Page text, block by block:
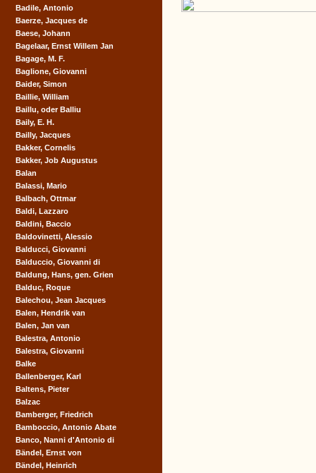
Badile, Antonio
Baerze, Jacques de
Baese, Johann
Bagelaar, Ernst Willem Jan
Bagage, M. F.
Baglione, Giovanni
Baider, Simon
Baillie, William
Baillu, oder Balliu
Baily, E. H.
Bailly, Jacques
Bakker, Cornelis
Bakker, Job Augustus
Balan
Balassi, Mario
Balbach, Ottmar
Baldi, Lazzaro
Baldini, Baccio
Baldovinetti, Alessio
Balducci, Giovanni
Balduccio, Giovanni di
Baldung, Hans, gen. Grien
Balduc, Roque
Balechou, Jean Jacques
Balen, Hendrik van
Balen, Jan van
Balestra, Antonio
Balestra, Giovanni
Balke
Ballenberger, Karl
Baltens, Pieter
Balzac
Bamberger, Friedrich
Bamboccio, Antonio Abate
Banco, Nanni d'Antonio di
Bändel, Ernst von
Bändel, Heinrich